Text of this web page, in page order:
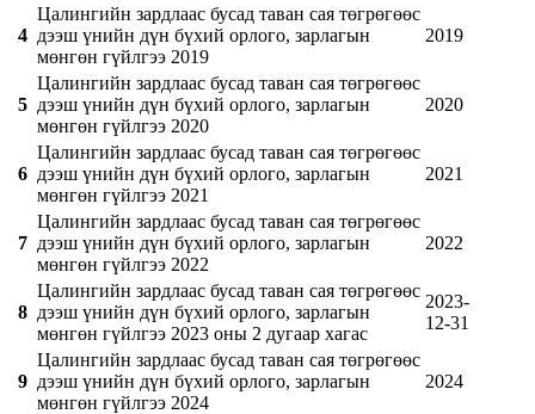
4
Цалингийн зардлаас бусад таван сая төгрөгөөс
дээш үнийн дүн бүхий орлого, зарлагын
мөнгөн гүйлгээ 2019
2019
5
Цалингийн зардлаас бусад таван сая төгрөгөөс
дээш үнийн дүн бүхий орлого, зарлагын
мөнгөн гүйлгээ 2020
2020
6
Цалингийн зардлаас бусад таван сая төгрөгөөс
дээш үнийн дүн бүхий орлого, зарлагын
мөнгөн гүйлгээ 2021
2021
7
Цалингийн зардлаас бусад таван сая төгрөгөөс
дээш үнийн дүн бүхий орлого, зарлагын
мөнгөн гүйлгээ 2022
2022
8
Цалингийн зардлаас бусад таван сая төгрөгөөс
дээш үнийн дүн бүхий орлого, зарлагын
мөнгөн гүйлгээ 2023 оны 2 дугаар хагас
2023-
12-31
9
Цалингийн зардлаас бусад таван сая төгрөгөөс
дээш үнийн дүн бүхий орлого, зарлагын
мөнгөн гүйлгээ 2024
2024